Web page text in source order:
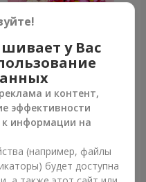
Букет "Нежная любовь"
Заказать
у Вас
и контент,
эффективности
к информации на
(например, файлы
будет доступна